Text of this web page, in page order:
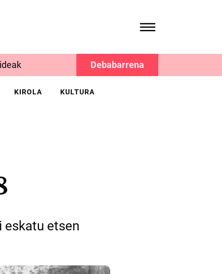
Debabarrena
KIROLA KULTURA
eskatu etsen